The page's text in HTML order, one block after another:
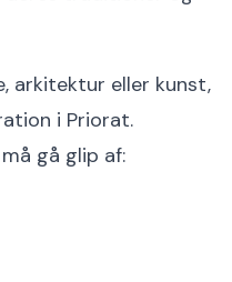
arkitektur eller kunst,
i Priorat.
gå glip af: